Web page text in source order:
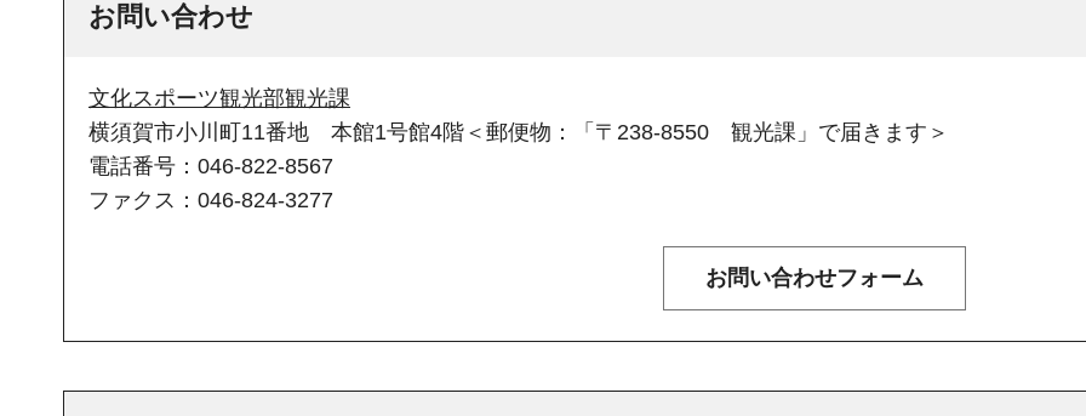
お問い合わせ
文化スポーツ観光部観光課
横須賀市小川町11番地 本館1号館4階＜郵便物：「〒238-8550 観光課」で届きます＞
電話番号：046-822-8567
ファクス：046-824-3277